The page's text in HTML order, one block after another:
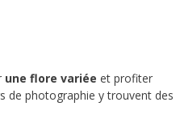
une flore variée et profiter
de photographie y trouvent des